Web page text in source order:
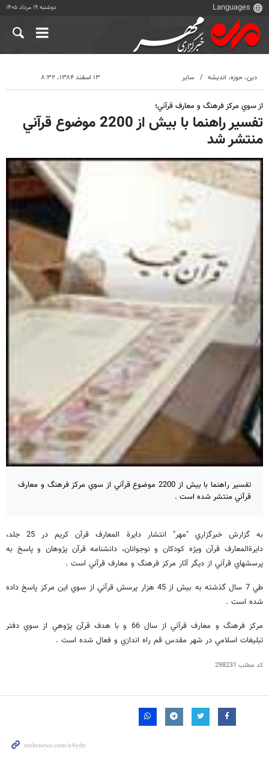
دوشنبه ۱۹ مرداد ۱۴۰۵
دين، حوزه، انديشه سایر ۱۳ اسفند ۱۳۸۴، ۸:۳۲
از سوي مركز فرهنگ و معارف قرآني؛
تفسير راهنما با بيش از 2200 موضوع قرآني
منتشر شد
تفسير راهنما با بيش از 2200 موضوع قرآني از سوي مركز فرهنگ و معارف
قرآني منتشر شده است .
به گزارش خبرگزاري "مهر" انتشار دايرة المعارف قرآن كريم در 25 جلد،
دايرةالمعارف قرآن ويژه كودكان و نوجوانان، دانشنامه قرآن پژوهان و پاسخ به
پرسشهاي قرآني از ديگر آثار مركز فرهنگ و معارف قرآني است .
طي 7 سال گذشته به بيش از 45 هزار پرسش قرآني از سوي اين مركز پاسخ داده
شده است .
مركز فرهنگ و معارف قرآني از سال 66 و با هدف قرآن پژوهي از سوي دفتر
تبليغات اسلامي در شهر مقدس قم راه اندازي و فعال شده است .
کد مطلب 298231